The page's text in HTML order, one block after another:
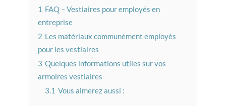
1 FAQ – Vestiaires pour employés en
entreprise
2 Les matériaux communément employés
pour les vestiaires
3 Quelques informations utiles sur vos
armoires vestiaires
3.1 Vous aimerez aussi :